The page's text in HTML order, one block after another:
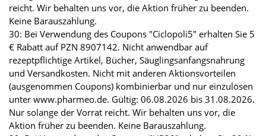
reicht. Wir behalten uns vor, die Aktion früher zu beenden.
Keine Barauszahlung.
30: Bei Verwendung des Coupons "Ciclopoli5" erhalten Sie 5
€ Rabatt auf PZN 8907142. Nicht anwendbar auf
rezeptpflichtige Artikel, Bücher, Säuglingsanfangsnahrung
und Versandkosten. Nicht mit anderen Aktionsvorteilen
(ausgenommen Coupons) kombinierbar und nur einzulösen
unter www.pharmeo.de. Gültig: 06.08.2026 bis 31.08.2026.
Nur solange der Vorrat reicht. Wir behalten uns vor, die
Aktion früher zu beenden. Keine Barauszahlung.